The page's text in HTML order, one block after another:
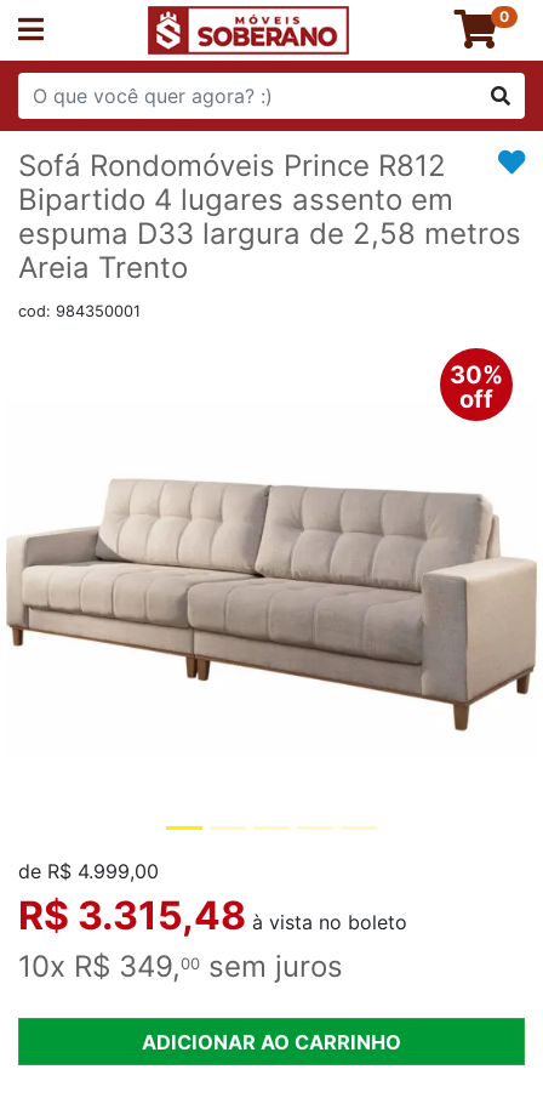
0
Sofá Rondomóveis Prince R812
Bipartido 4 lugares assento em
espuma D33 largura de 2,58 metros
Areia Trento
cod: 984350001
30%
off
de R$ 4.999,00
R$ 3.315,48 à vista no boleto
10x R$ 349,00 sem juros
ADICIONAR AO CARRINHO